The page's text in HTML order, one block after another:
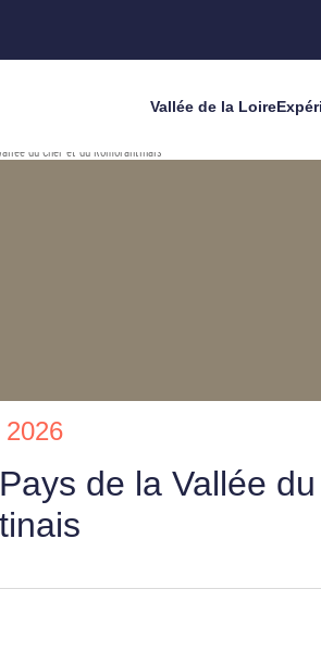
Vallée de la Loire
du Cher et du Romorantinais
de la Vallée du